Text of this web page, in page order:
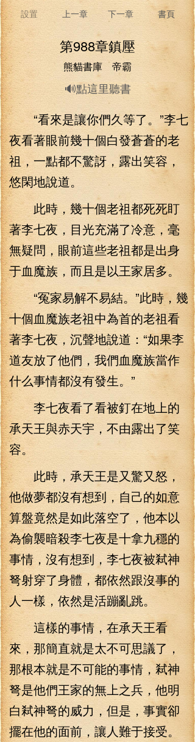
設置 上一章 下一章 書頁
第988章鎮壓
熊貓書庫 帝霸
🔊點這里聽書
“看來是讓你們久等了。”李七
夜看著眼前幾十個白發蒼蒼的老
祖，一點都不驚訝，露出笑容，
悠閑地說道。
此時，幾十個老祖都死死盯
著李七夜，目光充滿了冷意，毫
無疑問，眼前這些老祖都是出身
于血魔族，而且是以王家居多。
“冤家易解不易結。”此時，幾
十個血魔族老祖中為首的老祖看
著李七夜，沉聲地說道：“如果李
道友放了他們，我們血魔族當作
什么事情都沒有發生。”
李七夜看了看被釘在地上的
承天王與赤天宇，不由露出了笑
容。
此時，承天王是又驚又怒，
他做夢都沒有想到，自己的如意
算盤竟然是如此落空了，他本以
為偷襲暗殺李七夜是十拿九穩的
事情，沒有想到，李七夜被弒神
弩射穿了身體，都依然跟沒事的
人一樣，依然是活蹦亂跳。
這樣的事情，在承天王看
來，那簡直就是太不可思議了，
那根本就是不可能的事情，弒神
弩是他們王家的無上之兵，他明
白弒神弩的威力，但是，事實卻
擺在他的面前，讓人難于接受。